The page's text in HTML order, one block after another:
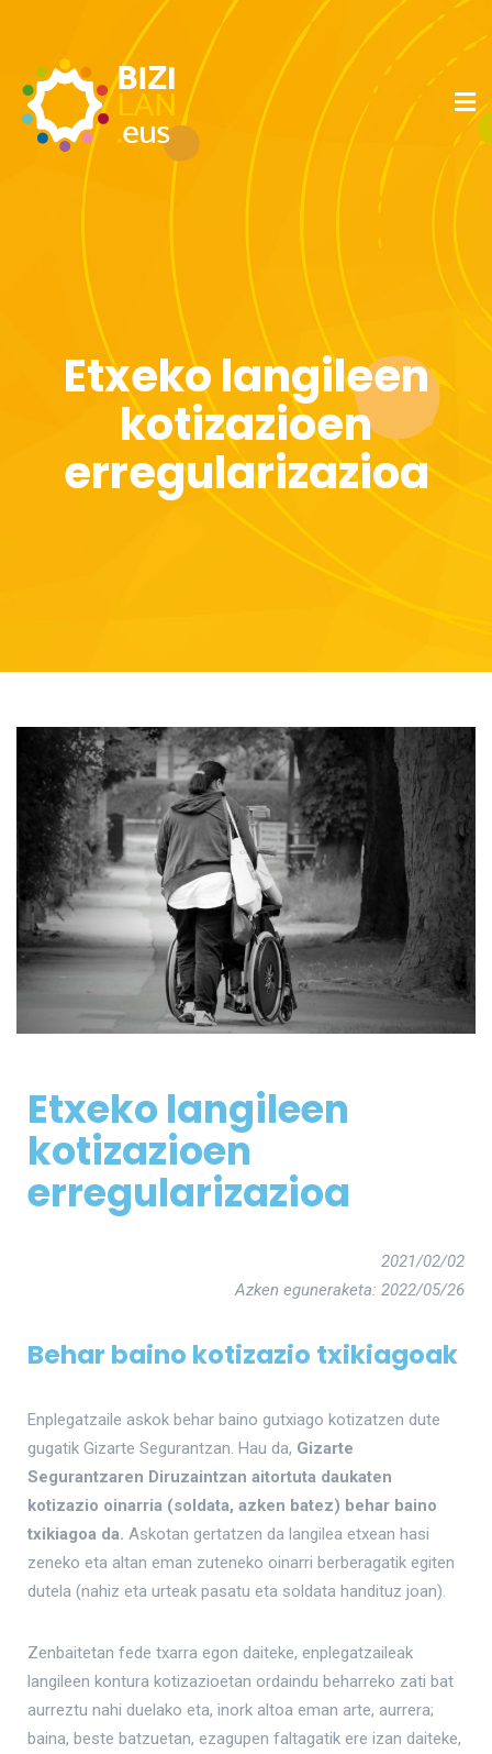
Etxeko langileen
kotizazioen
erregularizazioa
Etxeko langileen
kotizazioen
erregularizazioa
2021/02/02
Azken eguneraketa: 2022/05/26
Behar baino kotizazio txikiagoak
Enplegatzaile askok behar baino gutxiago kotizatzen dute
gugatik Gizarte Segurantzan. Hau da, Gizarte
Segurantzaren Diruzaintzan aitortuta daukaten
kotizazio oinarria (soldata, azken batez) behar baino
txikiagoa da. Askotan gertatzen da langilea etxean hasi
zeneko eta altan eman zuteneko oinarri berberagatik egiten
dutela (nahiz eta urteak pasatu eta soldata handituz joan).
Zenbaitetan fede txarra egon daiteke, enplegatzaileak
langileen kontura kotizazioetan ordaindu beharreko zati bat
aurreztu nahi duelako eta, inork altoa eman arte, aurrera;
baina, beste batzuetan, ezagupen faltagatik ere izan daiteke,